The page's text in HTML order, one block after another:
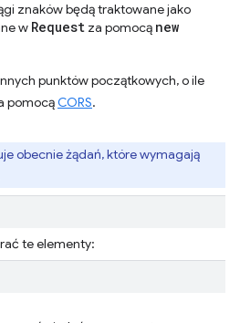
znaków będą traktowane jako
w Request za pomocą new
punktów początkowych, o ile
pomocąCORS.
obecnie żądań, które wymagają
te elementy: